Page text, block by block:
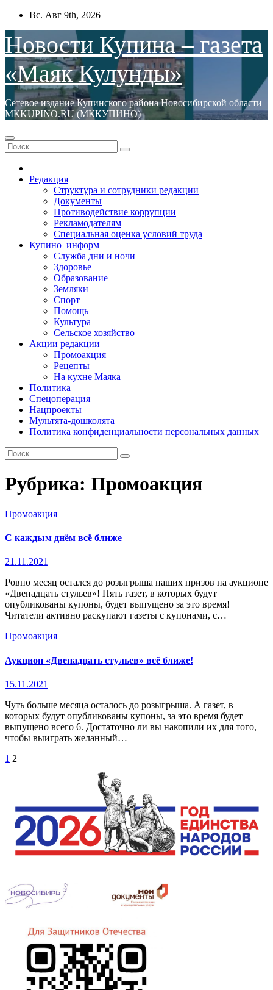
Перейти
содержимому
Вс. Авг 9th, 2026
Новости Купина – газета
«Маяк Кулунды»
Сетевое издание Купинского района Новосибирской области
МКKUPINO.RU (МККУПИНО)
Редакция
Структура и сотрудники редакции
Документы
Противодействие коррупции
Рекламодателям
Специальная оценка условий труда
Купино–информ
Служба дни и ночи
Здоровье
Образование
Земляки
Спорт
Помощь
Культура
Сельское хозяйство
Акции редакции
Промоакция
Рецепты
На кухне Маяка
Политика
Спецоперация
Нацпроекты
Мультята-дошколята
Политика конфиденциальности персональных данных
Рубрика: Промоакция
Промоакция
С каждым днём всё ближе
21.11.2021
Ровно месяц остался до розыгрыша наших призов на аукционе
«Двенадцать стульев»! Пять газет, в которых будут
опубликованы купоны, будет выпущено за это время!
Читатели активно раскупают газеты с купонами, с…
Промоакция
Аукцион «Двенадцать стульев» всё ближе!
15.11.2021
Чуть больше месяца осталось до розыгрыша. А газет, в
которых будут опубликованы купоны, за это время будет
выпущено всего 6. Достаточно ли вы накопили их для того,
чтобы выиграть желанный…
Пагинация
1 2